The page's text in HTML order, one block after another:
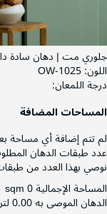
جلوري مت | دهان سادة
اللون:OW-1025
درجة اللمعان:
المساحات المضافة
لم تتم إضافة أي مساحة
عدد طبقات الدهان
نوصي بهذا العدد من
المساحة الإجمالية0 sqm
الدهان الموصى به0.00 لتر